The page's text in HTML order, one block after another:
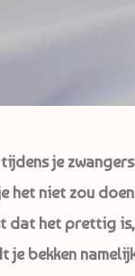
je
het niet zou
dat het prettig
bekken